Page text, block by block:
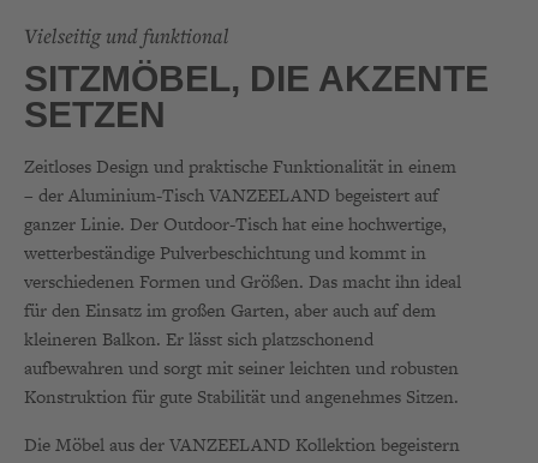
Vielseitig und funktional
SITZMÖBEL, DIE AKZENTE
SETZEN
Zeitloses Design und praktische Funktionalität in einem
– der Aluminium-Tisch VANZEELAND begeistert auf
ganzer Linie. Der Outdoor-Tisch hat eine hochwertige,
wetterbeständige Pulverbeschichtung und kommt in
verschiedenen Formen und Größen. Das macht ihn ideal
für den Einsatz im großen Garten, aber auch auf dem
kleineren Balkon. Er lässt sich platzschonend
aufbewahren und sorgt mit seiner leichten und robusten
Konstruktion für gute Stabilität und angenehmes Sitzen.
Die Möbel aus der VANZEELAND Kollektion begeistern